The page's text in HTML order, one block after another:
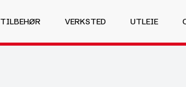
TILBEHØR VERKSTED UTLEIE